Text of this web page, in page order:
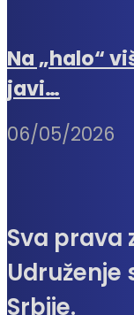
Na „halo“
javi…
06/05/2026
Sva prava
Srbije.